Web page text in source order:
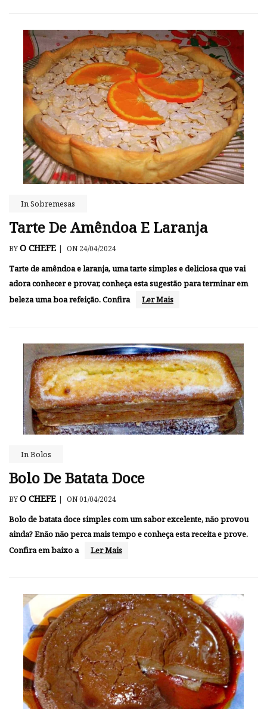
InSobremesas
Tarte De Amêndoa E Laranja
BYO CHEFE | ON 24/04/2024
Tarte de amêndoa e laranja, uma tarte simples e deliciosa que vai
adora conhecer e provar, conheça esta sugestão para terminar em
beleza uma boa refeição. Confira
Ler Mais
InBolos
Bolo De Batata Doce
BYO CHEFE | ON 01/04/2024
Bolo de batata doce simples com um sabor excelente, não provou
ainda? Enão não perca mais tempo e conheça esta receita e prove.
Confira em baixo a
Ler Mais